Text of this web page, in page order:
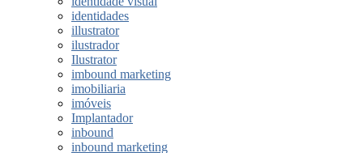
identidades
illustrator
ilustrador
Ilustrator
imbound marketing
imobiliaria
imóveis
Implantador
inbound
inbound marketing